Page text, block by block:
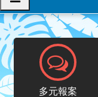
塊
報案專區
多元報案